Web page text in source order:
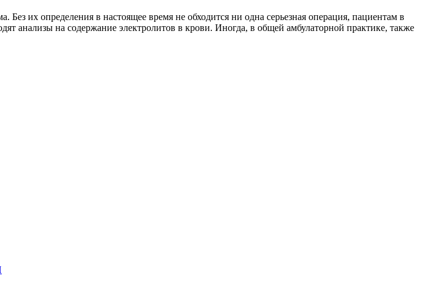
их определения в настоящее время не обходится ни одна серьезная операция, пациентам в
анализы на содержание электролитов в крови. Иногда, в общей амбулаторной практике, также